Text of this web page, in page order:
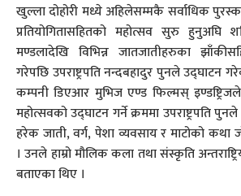
खुल्ला दोहोरी मध्ये अहिलेसम्मकै सर्वाधिक
प्रतियोगितासहितको महोत्सव सुरु हुनुअघि
मण्डलादेखि विभिन्न जातजातीहरुका
गरेपछि उपराष्ट्रपति नन्दबहादुर पुनले उद्घाटन
कम्पनी डिएआर मुभिज एण्ड फिल्मस्
महोत्सवको उद्घाटन गर्ने क्रममा उपराष्ट्रपति
हरेक जाती, वर्ग, पेशा व्यवसाय र माटोको कथा
। उनले हाम्रो मौलिक कला तथा संस्कृति
बताएका थिए ।